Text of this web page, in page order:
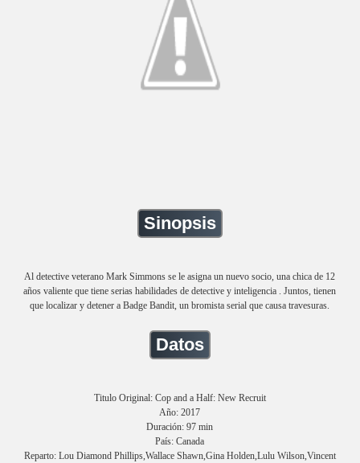
Sinopsis
Al detective veterano Mark Simmons se le asigna un nuevo socio, una chica de 12
años valiente que tiene serias habilidades de detective y inteligencia . Juntos, tienen
que localizar y detener a Badge Bandit, un bromista serial que causa travesuras.
Datos
Titulo Original: Cop and a Half: New Recruit
Año: 2017
Duración: 97 min
País: Canada
Reparto: Lou Diamond Phillips,Wallace Shawn,Gina Holden,Lulu Wilson,Vincent